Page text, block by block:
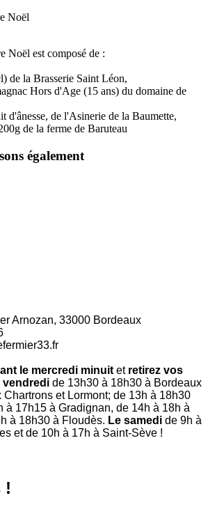
Noël est composé de :
de la Brasserie Saint Léon,
Hors d'Age (15 ans) du domaine de
d'ânesse, de l'Asinerie de la Baumette,
de la ferme de Baruteau
également
Arnozan, 33000 Bordeaux
le mercredi minuit et retirez vos
vendredi de 13h30 à 18h30 à Bordeaux
et Lormont; de 13h à 18h30
à 17h15 à Gradignan, de 14h à 18h à
à 18h30 à Floudès. Le samedi de 9h à
et de 10h à 17h à Saint-Sève !
!